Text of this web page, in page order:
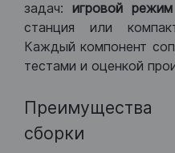
задач: игровой режим
станция или
Каждый компонент
тестами и оценкой
Преимущества
сборки